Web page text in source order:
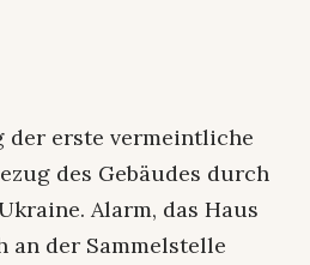
der erste vermeintliche
des Gebäudes durch
Alarm, das Haus
an der Sammelstelle